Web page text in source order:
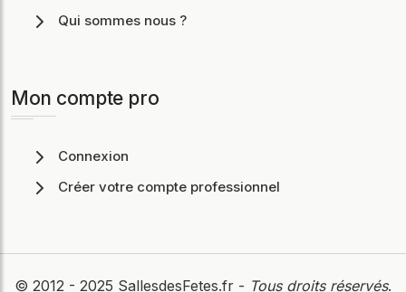
Qui sommes nous ?
Mon compte pro
Connexion
Créer votre compte professionnel
© 2012 - 2025 SallesdesFetes.fr - Tous droits réservés.